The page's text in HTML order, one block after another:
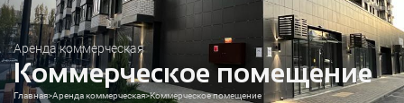
Аренда коммерческая
Коммерческое помещение
Главная>Аренда коммерческая>Коммерческое помещение